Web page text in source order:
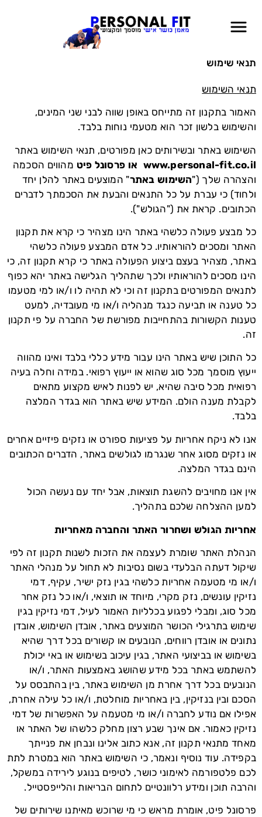
תנאי שימוש
תנאי השימוש
האמור בתקנון זה מתייחס באופן שווה לבני שני המינים,
והשימוש בלשון זכר הוא מטעמי נוחות בלבד.
השימוש באתר ובשירותים כאן מפורטים, תנאי השימוש באתר
www.personal-fit.co.il או פרסונל פיט מהווים הסכמה
והצהרה שלך ("השימוש באתר" המוצעים באתר להלן יחד
ולחוד) כי עברת על כל התנאים והבעת את הסכמתך לדברים
הכתובים. קראת את ("הגולש").
כל מבצע פעולה כלשהי באתר הינו מצהיר כי קרא את תקנון
האתר ומסכים להוראותיו. כל אדם המבצע פעולה כלשהי
באתר, מצהיר בעצם ביצוע הפעולה באתר כי קרא תקנון זה, כי
הינו מסכים להוראותיו ולכך שתהליך הגלישה באתר יהא כפוף
לתנאים המפורטים בתקנון זה וכי לא תהיה לו ו/או למי מטעמו
כל טענה או תביעה כנגד מנהליה ו/או מי מעובדיה, למעט
טענות הקשורות בהתחייבות מפורשת של החברה על פי תקנון
זה.
כל התוכן שיש באתר הינו עבור מידע כללי בלבד ואינו מהווה
ייעוץ מוסמך מכל סוג שהוא או ייעוץ רפואי. במידה וחלה בעיה
רפואית מכל סיבה שהיא, יש לפנות לאיש מקצוע מתאים
לקבלת מענה הולם. המידע שיש באתר הוא בגדר המלצה
בלבד.
אנו לא ניקח אחריות על פציעות ספורט או נזקים פיזיים אחרים
או נזקים מסוג אחר שנגרמו לגולשים באתר, הדברים הכתובים
הינם בגדר המלצה.
אין אנו מחויבים להשגת תוצאות, אבל יחד עם נעשה הכול
למען ההצלחה שלכם בתהליך.
אחריות הגולש ושחרור האתר והחברה מאחריות
הנהלת האתר שומרת לעצמה את הזכות לשנות תקנון זה לפי
שיקול דעתה הבלעדי בשום נסיבות לא תחול על מנהלי האתר
ו/או מי מטעמה אחריות כלשהי בגין נזק ישיר, עקיף, דמי
נזיקין עונשים, נזק מקרי, מיוחד או תוצאי, ו/או כל נזק אחר
מכל סוג, ומבלי לפגוע בכלליות האמור לעיל, דמי נזיקין בגין
שימוש בתרגילי הכושר המוצעים באתר, אובדן השימוש, אובדן
נתונים או אובדן רווחים, הנובעים או קשורים בכל דרך שהיא
בשימוש או בביצועי האתר, בגין עיכוב בשימוש או באי יכולת
להשתמש באתר בכל מידע שהושג באמצעות האתר, ו/או
הנובעים בכל דרך אחרת מן השימוש באתר, בין בהתבסס על
הסכם ובין בנזיקין, בין באחריות מוחלטת, ו/או כל עילה אחרת,
אפילו אם נודע לחברה ו/או מי מטעמה על האפשרות של דמי
נזיקין כאמור. אם אינך שבע רצון מחלק כלשהו של האתר או
מאחד מתנאי תקנון זה, אנא כתוב אלינו ונבחן את פנייתך
בקפידה. עוד נוסיף ונאמר, כי השימוש באתר הוא במטרת לתת
לכם פלטפורמה לאימוני כושר, לטיפים בנוגע לירידה במשקל,
והרבה תוכן ומידע רלוונטיים לתחום הבריאות והלייפסטייל.
פרסונל פיט, אומרת מראש כי מי שרוכש מאיתנו שירותים של